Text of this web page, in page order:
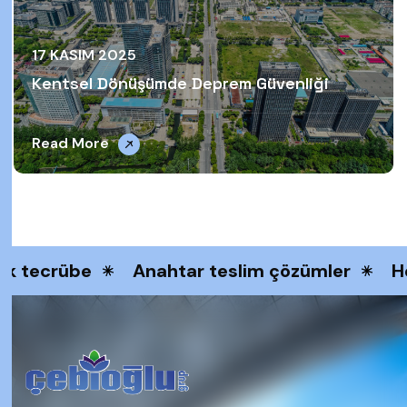
17 KASIM 2025
Kentsel Dönüşümde Deprem Güvenliği
Read More
tecrübe Anahtar teslim çözümler